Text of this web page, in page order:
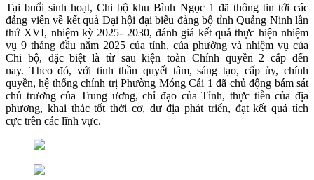
Tại buổi sinh hoạt, Chi bộ khu Bình Ngọc 1 đã thông tin tới các
đảng viên về kết quả Đại hội đại biểu đảng bộ tỉnh Quảng Ninh lần
thứ XVI, nhiệm kỳ 2025- 2030, đánh giá kết quả thực hiện nhiệm
vụ 9 tháng đầu năm 2025 của tỉnh, của phường và nhiệm vụ của
Chi bộ, đặc biệt là từ sau kiện toàn Chính quyền 2 cấp đến
nay. Theo đó, với tinh thần quyết tâm, sáng tạo, cấp ủy, chính
quyền, hệ thống chính trị Phường Móng Cái 1 đã chủ động bám sát
chủ trương của Trung ương, chỉ đạo của Tỉnh, thực tiễn của địa
phương, khai thác tốt thời cơ, dư địa phát triển, đạt kết quả tích
cực trên các lĩnh vực.